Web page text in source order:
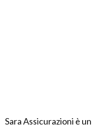
Sara Assicurazioni è